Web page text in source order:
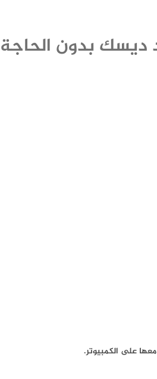
ديسك بدون
على الكمبيوتر.